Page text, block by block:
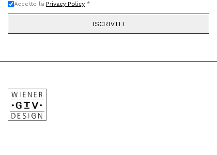
Accetto la Privacy Policy *
ISCRIVITI